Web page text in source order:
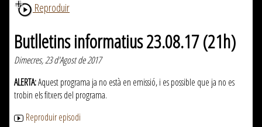
Reproduir
Butlletins informatius 23.08.17 (21h)
Dimecres, 23 d'Agost de 2017
ALERTA:Aquest programa ja no està en emissió, i es possible que ja no es
trobin els fitxers del programa.
Reproduir episodi